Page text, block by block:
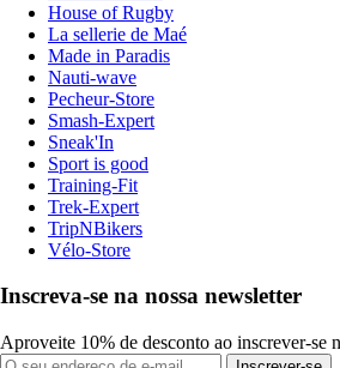
House of Rugby
La sellerie de Maé
Made in Paradis
Nauti-wave
Pecheur-Store
Smash-Expert
Sneak'In
Sport is good
Training-Fit
Trek-Expert
TripNBikers
Vélo-Store
Inscreva-se na nossa newsletter
Aproveite 10% de desconto ao inscrever-se